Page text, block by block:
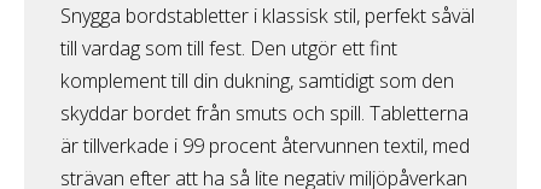
Snygga bordstabletter i klassisk stil, perfekt såväl
till vardag som till fest. Den utgör ett fint
komplement till din dukning, samtidigt som den
skyddar bordet från smuts och spill. Tabletterna
är tillverkade i 99 procent återvunnen textil, med
strävan efter att ha så lite negativ miljöpåverkan